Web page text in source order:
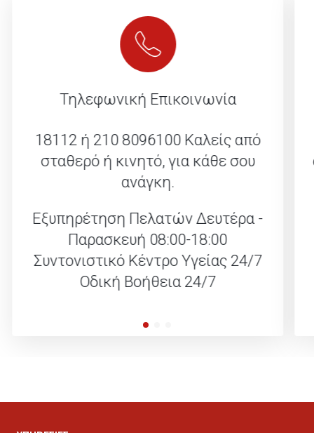
Τηλεφωνική Επικοινωνία
18112 ή 210 8096100Καλείς από
σταθερό ή κινητό, για κάθε σου
ανάγκη.
Εξυπηρέτηση Πελατών Δευτέρα -
Παρασκευή 08:00-18:00
Συντονιστικό Κέντρο Υγείας 24/7
Οδική Βοήθεια 24/7